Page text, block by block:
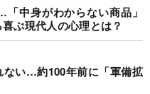
中身がわからない商品」
ぶ現代人の心理とは？
ない…約100年前に「軍備拡